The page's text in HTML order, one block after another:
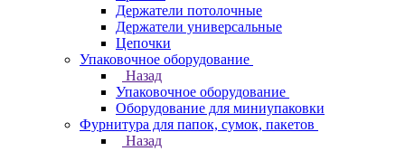
Держатели потолочные
Держатели универсальные
Цепочки
Упаковочное оборудование
Назад
Упаковочное оборудование
Оборудование для миниупаковки
Фурнитура для папок, сумок, пакетов
Назад